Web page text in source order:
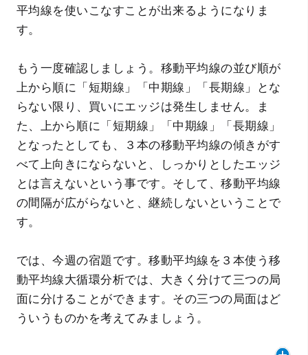
平均線を使いこなすことが出来るようになりま
す。
もう一度確認しましょう。移動平均線の並び順が
上から順に「短期線」「中期線」「長期線」とな
らない限り、買いにエッジは発生しません。ま
た、上から順に「短期線」「中期線」「長期線」
となったとしても、３本の移動平均線の傾きがす
べて上向きにならないと、しっかりとしたエッジ
とは言えないという事です。そして、移動平均線
の間隔が広がらないと、継続しないということで
す。
では、今週の宿題です。移動平均線を３本使う移
動平均線大循環分析では、大きく分けて三つの局
面に分けることができます。その三つの局面はど
ういうものかを考えてみましょう。